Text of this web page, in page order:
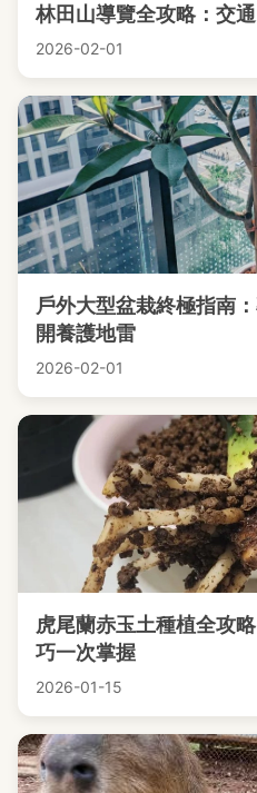
林田山導覽全攻略：交
2026-02-01
戶外大型盆栽終極指南
開養護地雷
2026-02-01
虎尾蘭赤玉土種植全攻
巧一次掌握
2026-01-15